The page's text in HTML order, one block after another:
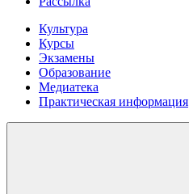
Культура
Курсы
Экзамены
Образование
Медиатека
Практическая информация